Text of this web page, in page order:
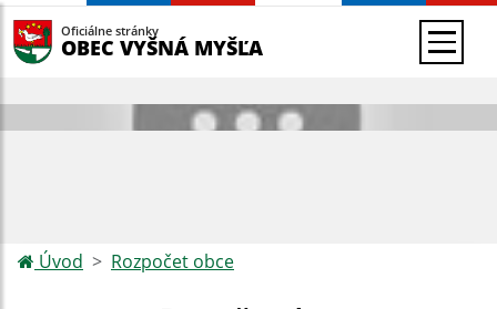
Oficiálne stránky
OBEC VYŠNÁ MYŠĽA
Úvod Rozpočet obce